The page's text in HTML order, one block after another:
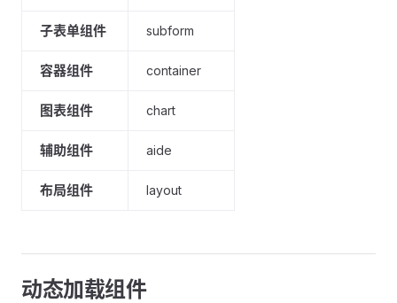
子表单组件 subform
容器组件 container
图表组件 chart
辅助组件 aide
布局组件 layout
动态加载组件